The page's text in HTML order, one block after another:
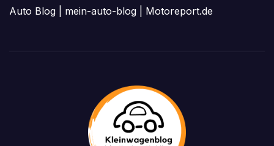
Auto Blog
mein-auto-blog Motoreport.de